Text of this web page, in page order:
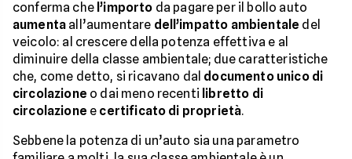
conferma che l’importo da pagare per il bollo auto
aumenta all’aumentare dell’impatto ambientale del
veicolo: al crescere della potenza effettiva e al
diminuire della classe ambientale; due caratteristiche
che, come detto, si ricavano dal documento unico di
circolazione o dai meno recenti libretto di
circolazione e certificato di proprietà.
Sebbene la potenza di un’auto sia una parametro